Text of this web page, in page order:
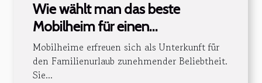
Wie wählt man das beste
Mobilheim für einen
Familienurlaub?
Mobilheime erfreuen sich als Unterkunft für
den Familienurlaub zunehmender Beliebtheit.
Sie...